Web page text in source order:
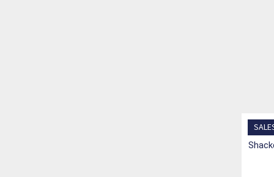
shacket με ρυθμιζόμενη μέση linen-cotton